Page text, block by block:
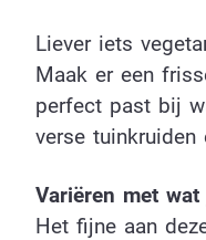
Liever iets
Maak er een
perfect past bij
verse tuinkruiden
Variëren met
Het fijne aan